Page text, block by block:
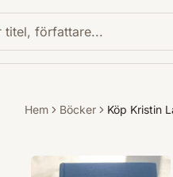
Hem Böcker Köp Kristin